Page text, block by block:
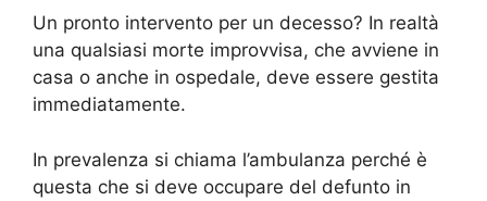
Un pronto intervento per un decesso? In realtà
una qualsiasi morte improvvisa, che avviene in
casa o anche in ospedale, deve essere gestita
immediatamente.
In prevalenza si chiama l’ambulanza perché è
questa che si deve occupare del defunto in